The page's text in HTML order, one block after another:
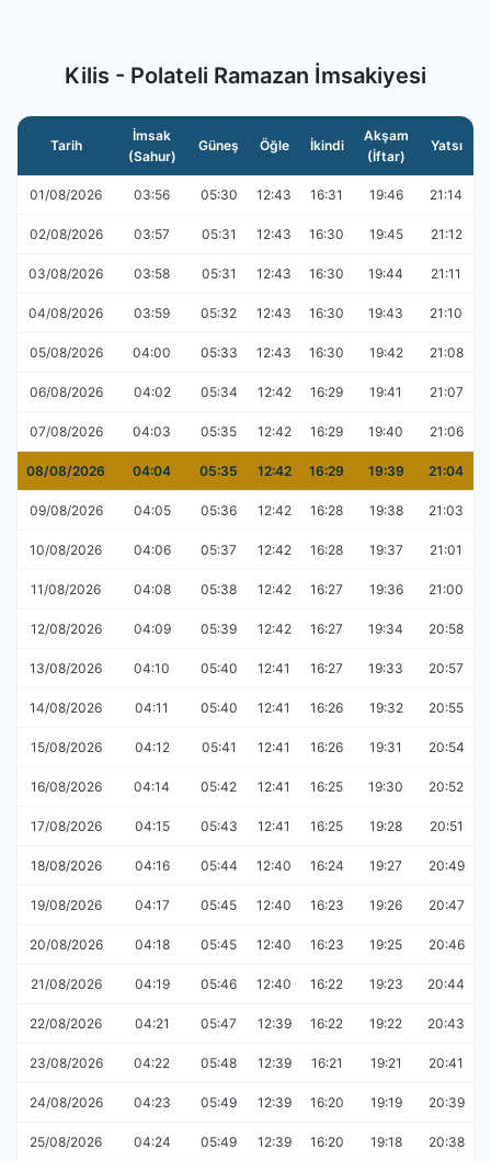
Kilis - Polateli Ramazan İmsakiyesi
Tarih
İmsak
(Sahur)
Güneş Öğle İkindi
Akşam
(İftar)
Yatsı
01/08/2026 03:56 05:30 12:43 16:31 19:46 21:14
02/08/2026 03:57 05:31 12:43 16:30 19:45 21:12
03/08/2026 03:58 05:31 12:43 16:30 19:44 21:11
04/08/2026 03:59 05:32 12:43 16:30 19:43 21:10
05/08/2026 04:00 05:33 12:43 16:30 19:42 21:08
06/08/2026 04:02 05:34 12:42 16:29 19:41 21:07
07/08/2026 04:03 05:35 12:42 16:29 19:40 21:06
08/08/2026 04:04 05:35 12:42 16:29 19:39 21:04
09/08/2026 04:05 05:36 12:42 16:28 19:38 21:03
10/08/2026 04:06 05:37 12:42 16:28 19:37 21:01
11/08/2026 04:08 05:38 12:42 16:27 19:36 21:00
12/08/2026 04:09 05:39 12:42 16:27 19:34 20:58
13/08/2026 04:10 05:40 12:41 16:27 19:33 20:57
14/08/2026 04:11 05:40 12:41 16:26 19:32 20:55
15/08/2026 04:12 05:41 12:41 16:26 19:31 20:54
16/08/2026 04:14 05:42 12:41 16:25 19:30 20:52
17/08/2026 04:15 05:43 12:41 16:25 19:28 20:51
18/08/2026 04:16 05:44 12:40 16:24 19:27 20:49
19/08/2026 04:17 05:45 12:40 16:23 19:26 20:47
20/08/2026 04:18 05:45 12:40 16:23 19:25 20:46
21/08/2026 04:19 05:46 12:40 16:22 19:23 20:44
22/08/2026 04:21 05:47 12:39 16:22 19:22 20:43
23/08/2026 04:22 05:48 12:39 16:21 19:21 20:41
24/08/2026 04:23 05:49 12:39 16:20 19:19 20:39
25/08/2026 04:24 05:49 12:39 16:20 19:18 20:38